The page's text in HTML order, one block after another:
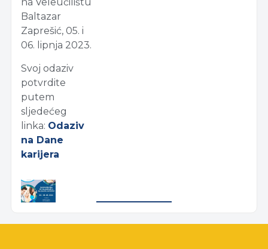
Baltazar
Zaprešić, 05. i
06. lipnja 2023.
Svoj odaziv
potvrdite
putem
sljedećeg
linka: Odaziv
na Dane
karijera